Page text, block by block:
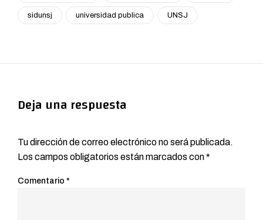
sidunsj universidad publica UNSJ
Deja una respuesta
Tu dirección de correo electrónico no será publicada.
Los campos obligatorios están marcados con*
Comentario *